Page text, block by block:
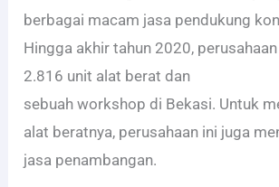
berbagai macam jasa pendukung
Hingga akhir tahun 2020,
2.816 unit alat berat dan
sebuah workshop di Bekasi. Untuk
alat beratnya, perusahaan ini juga
jasa penambangan.